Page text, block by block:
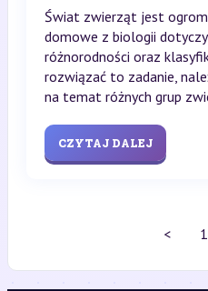
Świat zwierząt jest
domowe z biologii
różnorodności oraz
rozwiązać to zadanie,
na temat różnych grup
CZYTAJ DALEJ
< 1